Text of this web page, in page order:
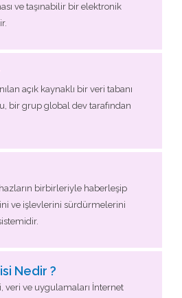
ve taşınabilir bir elektronik
açık kaynaklı bir veri tabanı
bir grup global dev tarafından
birbirleriyle haberleşip
ve işlevlerini sürdürmelerini
Nedir ?
veri ve uygulamaları İnternet